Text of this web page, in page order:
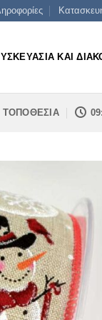
ΚΑΙ
ΤΟΠΟΘΕΣΙΑ